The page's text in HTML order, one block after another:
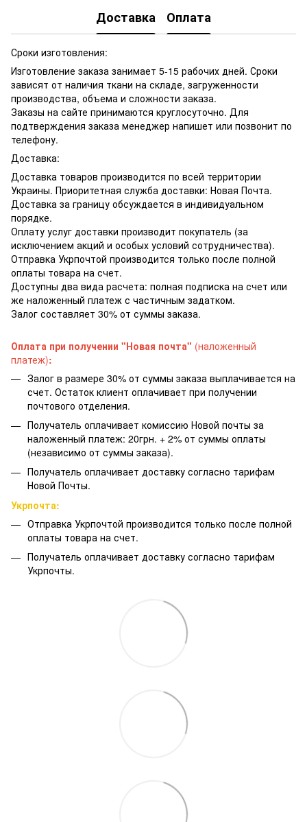
Доставка Оплата
Сроки изготовления:
Изготовление заказа занимает 5-15 рабочих дней. Сроки
зависят от наличия ткани на складе, загруженности
производства, объема и сложности заказа.
Заказы на сайте принимаются круглосуточно. Для
подтверждения заказа менеджер напишет или позвонит по
телефону.
Доставка:
Доставка товаров производится по всей территории
Украины. Приоритетная служба доставки: Новая Почта.
Доставка за границу обсуждается в индивидуальном
порядке.
Оплату услуг доставки производит покупатель (за
исключением акций и особых условий сотрудничества).
Отправка Укрпочтой производится только после полной
оплаты товара на счет.
Доступны два вида расчета: полная подписка на счет или
же наложенный платеж с частичным задатком.
Залог составляет 30% от суммы заказа.
Оплата при получении "Новая почта" (наложенный
платеж):
Залог в размере 30% от суммы заказа выплачивается на
счет. Остаток клиент оплачивает при получении
почтового отделения.
Получатель оплачивает комиссию Новой почты за
наложенный платеж: 20грн. + 2% от суммы оплаты
(независимо от суммы заказа).
Получатель оплачивает доставку согласно тарифам
Новой Почты.
Укрпочта:
Отправка Укрпочтой производится только после полной
оплаты товара на счет.
Получатель оплачивает доставку согласно тарифам
Укрпочты.